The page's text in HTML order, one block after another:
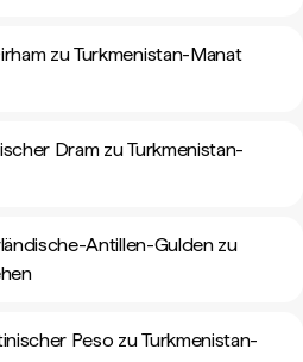
zu Turkmenistan-Manat
Dram zu Turkmenistan-
Antillen-Gulden zu
Peso zu Turkmenistan-